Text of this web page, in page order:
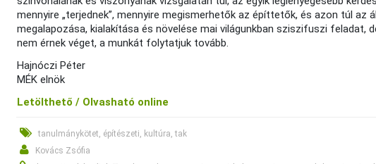
mennyire „terjednek”, mennyire megismerhetők az építtetők, és azon túl
megalapozása, kialakítása és növelése mai világunkban sziszifuszi
nem érnek véget, a munkát folytatjuk tovább.
Hajnóczi Péter
MÉK elnök
Letölthető / Olvasható online
tanulmánykötet, építészeti, kultúra, tak
Kovács Zsófia